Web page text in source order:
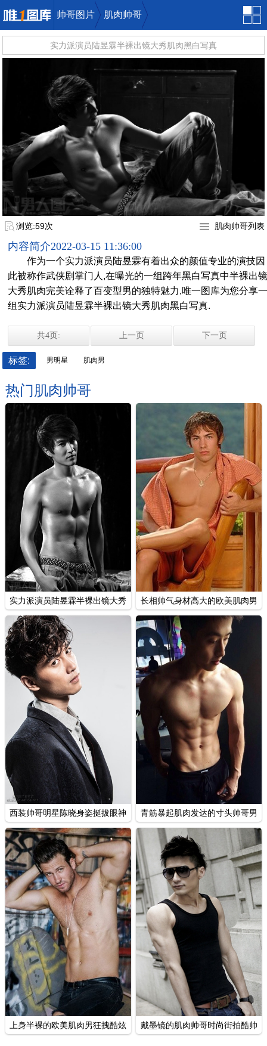
帅哥图片 肌肉帅哥
实力派演员陆昱霖半裸出镜大秀肌肉黑白写真
浏览:59次 肌肉帅哥列表
内容简介2022-03-15 11:36:00
作为一个实力派演员陆昱霖有着出众的颜值专业的演技因
此被称作武侠剧掌门人,在曝光的一组跨年黑白写真中半裸出
大秀肌肉完美诠释了百变型男的独特魅力,唯一图库为您分享
组实力派演员陆昱霖半裸出镜大秀肌肉黑白写真.
共4页: 上一页 下一页
标签: 男明星 肌肉男
热门肌肉帅哥
实力派演员陆昱霖半裸出镜大秀
肌肉黑白写真
长相帅气身材高大的欧美肌肉男
写真摄影
西装帅哥明星陈晓身姿挺拔眼神
凌厉写真
青筋暴起肌肉发达的寸头帅哥男
人味十足图片
上身半裸的欧美肌肉男狂拽酷炫
戴墨镜的肌肉帅哥时尚街拍酷帅